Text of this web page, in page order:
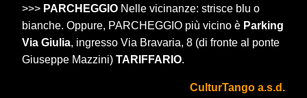
>>> PARCHEGGIO Nelle vicinanze: strisce blu o
bianche. Oppure, PARCHEGGIO più vicino è Parking
Via Giulia, ingresso Via Bravaria, 8 (di fronte al ponte
Giuseppe Mazzini)TARIFFARIO.
CulturTango a.s.d.